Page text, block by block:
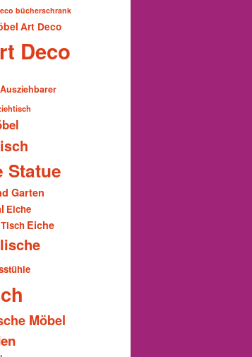
bücherschrank
Art Deco
Deco
Ausziehbarer
Statue
Garten
Eiche
Eiche
Möbel